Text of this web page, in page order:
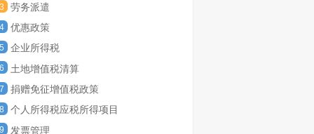
3 劳务派遣
4 优惠政策
5 企业所得税
6 土地增值税清算
7 捐赠免征增值税政策
8 个人所得税应税所得项目
9 发票管理